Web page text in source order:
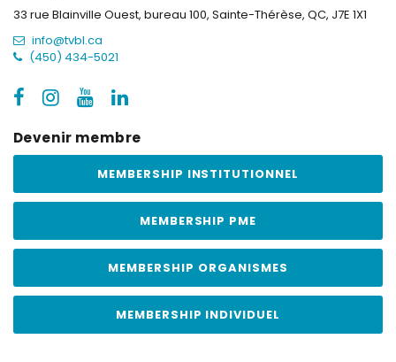
33 rue Blainville Ouest, bureau 100, Sainte-Thérèse, QC, J7E 1X1
info@tvbl.ca
(450) 434-5021
Devenir membre
MEMBERSHIP INSTITUTIONNEL
MEMBERSHIP PME
MEMBERSHIP ORGANISMES
MEMBERSHIP INDIVIDUEL